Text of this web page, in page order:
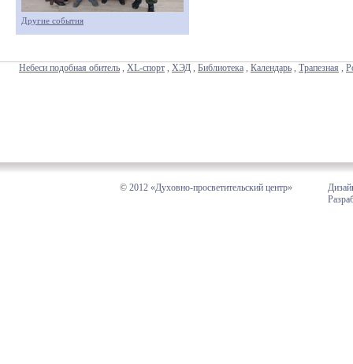
Другие события
Небеси подобная обитель , XL-спорт , ХЭД , Библиотека , Календарь , Трапезная ,
© 2012 «Духовно-просветительский центр»